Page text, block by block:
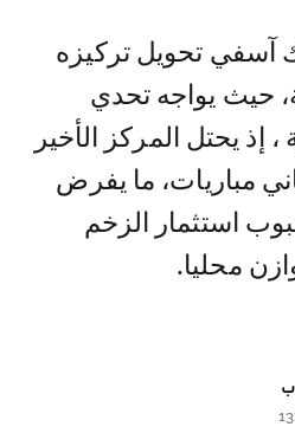
آسفي تحويل تركيزه
حيث يواجه تحدي
، إذ يحتل المركز الأخير
مباريات، ما يفرض
استثمار الزخم
محليا.